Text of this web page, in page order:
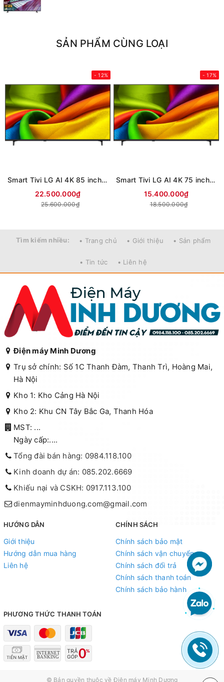
SẢN PHẨM CÙNG LOẠI
- 12%
Smart Tivi LG AI 4K 85 inch 85NU855BPSA (Mới 2026)
22.500.000₫
25.600.000₫
- 17%
Smart Tivi LG AI 4K 75 inch 75NU855BPSA (Mới 2026)
15.400.000₫
18.500.000₫
Tìm kiếm nhiều: • Trang chủ • Giới thiệu • Sản phẩm
• Tin tức • Liên hệ
Điện máy Minh Dương
Trụ sở chính: Số 1C Thanh Đàm, Thanh Trì, Hoàng Mai,
Hà Nội
Kho 1: Kho Cảng Hà Nội
Kho 2: Khu CN Tây Bắc Ga, Thanh Hóa
MST: ...
Ngày cấp:....
Tổng đài bán hàng: 0984.118.100
Kinh doanh dự án: 085.202.6669
Khiếu nại và CSKH: 0917.113.100
dienmayminhduong.com@gmail.com
HƯỚNG DẪN
Giới thiệu
Hướng dẫn mua hàng
Liên hệ
CHÍNH SÁCH
Chính sách bảo mật
Chính sách vận chuyển
Chính sách đổi trả
Chính sách thanh toán
Chính sách bảo hành
PHƯƠNG THỨC THANH TOÁN
© Bản quyền thuộc về Điện máy Minh Dương